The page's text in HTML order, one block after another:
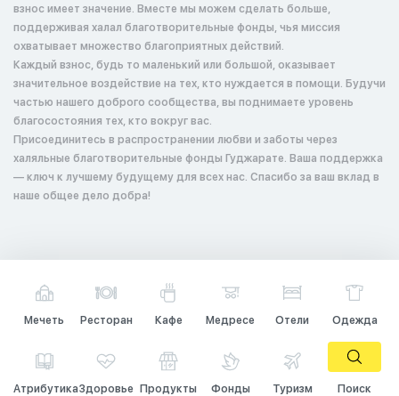
взнос имеет значение. Вместе мы можем сделать больше,
поддерживая халал благотворительные фонды, чья миссия
охватывает множество благоприятных действий.
Каждый взнос, будь то маленький или большой, оказывает
значительное воздействие на тех, кто нуждается в помощи. Будучи
частью нашего доброго сообщества, вы поднимаете уровень
благосостояния тех, кто вокруг вас.
Присоединитесь в распространении любви и заботы через
халяльные благотворительные фонды Гуджарате. Ваша поддержка
— ключ к лучшему будущему для всех нас. Спасибо за ваш вклад в
наше общее дело добра!
Мечеть Ресторан Кафе Медресе Отели Одежда
АтрибутикаЗдоровье Продукты Фонды Туризм Поиск